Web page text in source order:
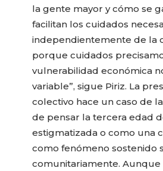
la gente mayor y cómo se
facilitan los cuidados
independientemente de la
porque cuidados
vulnerabilidad económica
variable”, sigue Piriz. La
colectivo hace un caso de
de pensar la tercera edad
estigmatizada o como una
como fenómeno sostenido
comunitariamente. Aunque